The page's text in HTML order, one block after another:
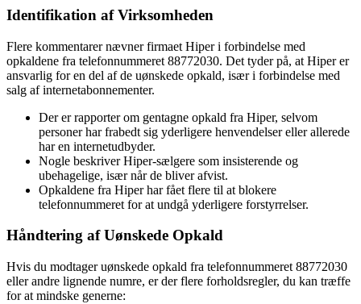
Identifikation af Virksomheden
Flere kommentarer nævner firmaet Hiper i forbindelse med
opkaldene fra telefonnummeret 88772030. Det tyder på, at Hiper er
ansvarlig for en del af de uønskede opkald, især i forbindelse med
salg af internetabonnementer.
Der er rapporter om gentagne opkald fra Hiper, selvom
personer har frabedt sig yderligere henvendelser eller allerede
har en internetudbyder.
Nogle beskriver Hiper-sælgere som insisterende og
ubehagelige, især når de bliver afvist.
Opkaldene fra Hiper har fået flere til at blokere
telefonnummeret for at undgå yderligere forstyrrelser.
Håndtering af Uønskede Opkald
Hvis du modtager uønskede opkald fra telefonnummeret 88772030
eller andre lignende numre, er der flere forholdsregler, du kan træffe
for at mindske generne: